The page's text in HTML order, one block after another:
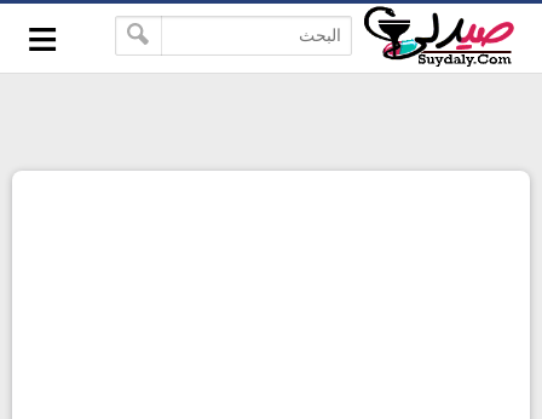
-->
google-site-verification=pbBDctPvwZJkSEHg2-
vmZ_yu86_9u3jQJgGN9H2FF9w
≡